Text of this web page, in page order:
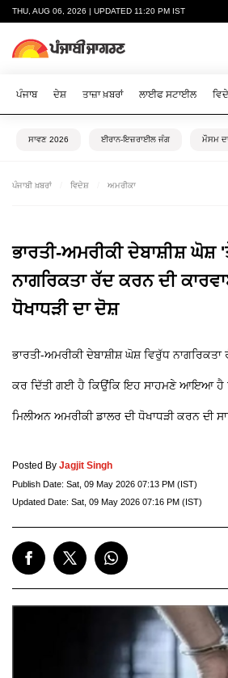
THU, AUG 06, 2026 | UPDATED 11:20 PM IST
ਪੰਜਾਬ ਦੇਸ਼ ਤਾਜ਼ਾ ਖ਼ਬਰਾਂ ਲਾਈਫ ਸਟਾਈਲ
ਸਾਵਣ 2026 ਈਰਾਨ-ਇਜ਼ਰਾਈਲ ਜੰਗ ਮੌਸਮ
ਪੰਜਾਬੀ ਖ਼ਬਰਾਂ ਵਿਦੇਸ਼ ਅਮਰੀਕਾ
ਭਾਰਤੀ-ਅਮਰੀਕੀ ਦੇਬਾਸ਼ੀਸ਼ ਘੋਸ਼
ਨਾਗਰਿਕਤਾ ਰੱਦ ਕਰਨ ਦੀ
ਧੋਖਾਧੜੀ ਦਾ ਦੋਸ਼
ਭਾਰਤੀ-ਅਮਰੀਕੀ ਦੇਬਾਸ਼ੀਸ਼ ਘੋਸ਼ ਵਿਰੁੱਧ
ਕਰ ਦਿੱਤੀ ਗਈ ਹੈ ਕਿਉਂਕਿ ਇਹ ਸਾਹਮਣੇ ਆਇਆ ਹੈ
ਮਿਲੀਅਨ ਅਮਰੀਕੀ ਡਾਲਰ ਦੀ ਧੋਖਾਧੜੀ ਕਰਨ ਦੀ
Posted By Jagjit Singh
Publish Date: Sat, 09 May 2026 07:13 PM (IST)
Updated Date: Sat, 09 May 2026 07:16 PM (IST)